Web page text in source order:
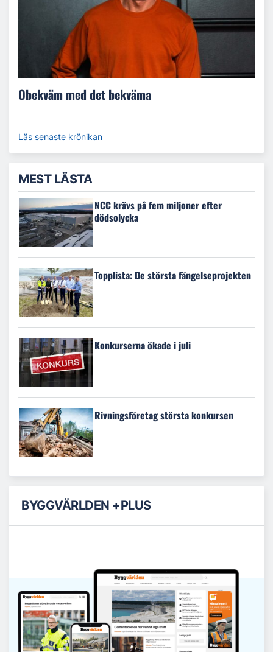
Obekväm med det bekväma
Läs senaste krönikan
MEST LÄSTA
NCC krävs på fem miljoner efter
dödsolycka
Topplista: De största fängelseprojekten
Konkurserna ökade i juli
Rivningsföretag största konkursen
BYGGVÄRLDEN +PLUS